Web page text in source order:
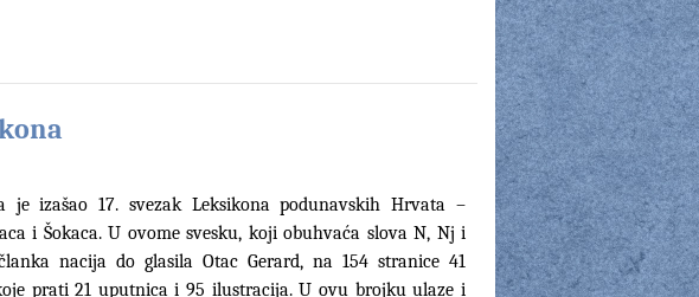
je izašao 17. svezak Leksikona podunavskih Hrvata –
i Šokaca. U ovome svesku, koji obuhvaća slova N, Nj i
nacija do glasila Otac Gerard, na 154 stranice 41
prati 21 uputnica i 95 ilustracija. U ovu brojku ulaze i